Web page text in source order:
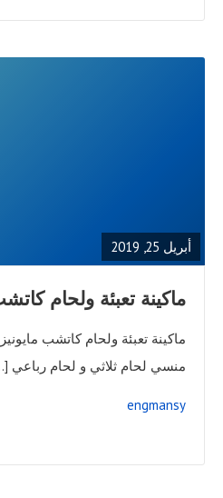
أبريل 25, 2019
ماكينة تعبئة ولحام
منسي لحام ثلاثي و لحام رباعي
engmansy